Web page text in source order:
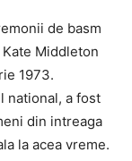
de basm
Middleton
1973.
national, a fost
din intreaga
la acea vreme.